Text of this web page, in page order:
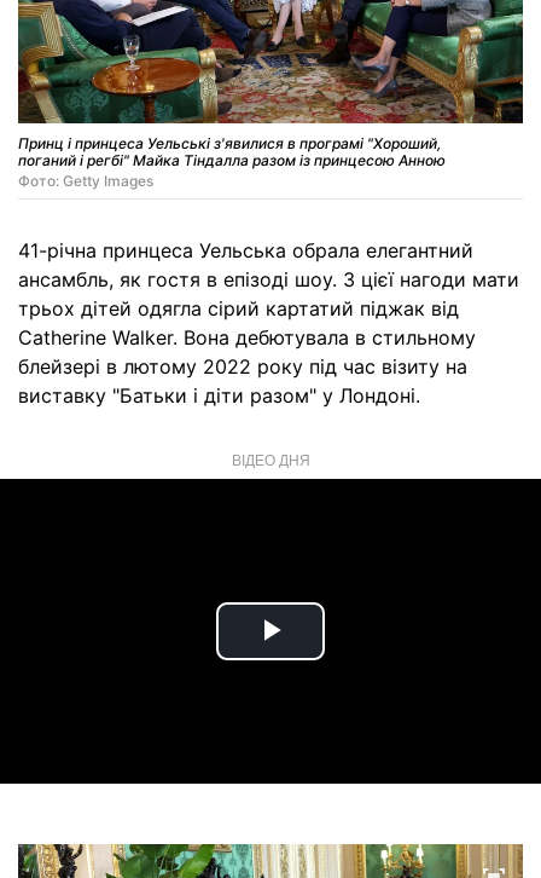
Принц і принцеса Уельські з'явилися в програмі "Хороший,
поганий і регбі" Майка Тіндалла разом із принцесою Анною
Фото: Getty Images
41-річна принцеса Уельська обрала елегантний
ансамбль, як гостя в епізоді шоу. З цієї нагоди мати
трьох дітей одягла сірий картатий піджак від
Catherine Walker. Вона дебютувала в стильному
блейзері в лютому 2022 року під час візиту на
виставку "Батьки і діти разом" у Лондоні.
ВІДЕО ДНЯ
Play